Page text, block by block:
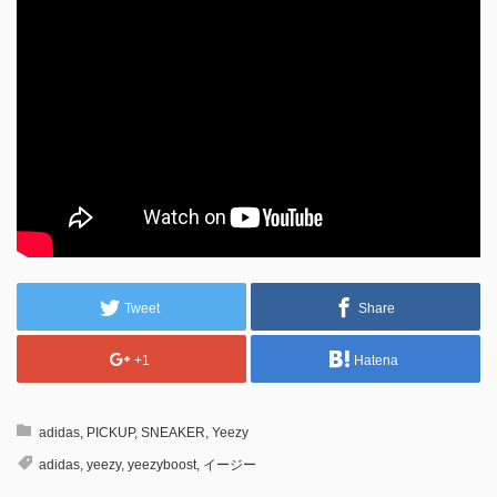
Tweet Share
+1 Hatena
adidas, PICKUP, SNEAKER, Yeezy
adidas, yeezy, yeezyboost, イージー